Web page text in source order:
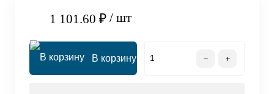
1 101.60 ₽ / шт
В корзину